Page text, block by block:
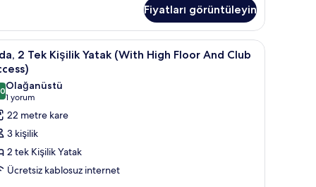
Fiyatları görüntüleyin
| Kaliteli yatak takımı, odada kasa, masa, güneşlik/perde
Kaliteli yatak takımı, odada kasa, masa,
5
2 Tek Kişilik Yatak (With High Floor And Club
/ 10
Olağanüstü
1 yorum
(1
yorum)
22 metre kare
3 kişilik
2 tek Kişilik Yatak
Ücretsiz kablosuz internet